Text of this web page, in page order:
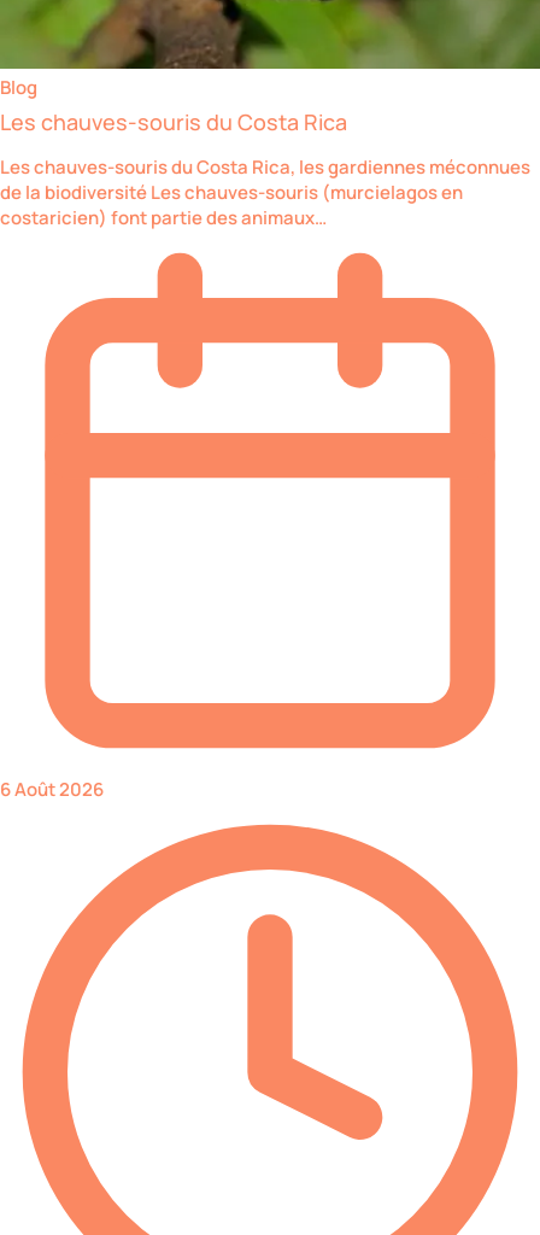
Blog
Les chauves-souris du Costa Rica
Les chauves-souris du Costa Rica, les gardiennes méconnues
de la biodiversité Les chauves-souris (murcielagos en
costaricien) font partie des animaux…
6 Août 2026